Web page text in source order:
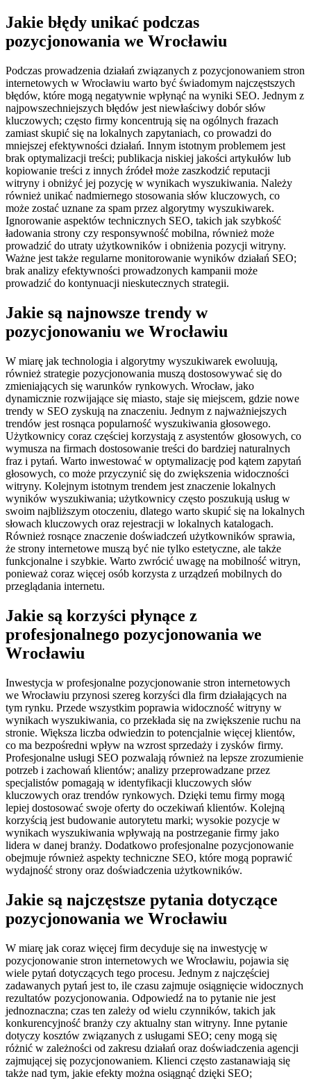
Jakie błędy unikać podczas
pozycjonowania we Wrocławiu
Podczas prowadzenia działań związanych z pozycjonowaniem stron
internetowych w Wrocławiu warto być świadomym najczęstszych
błędów, które mogą negatywnie wpłynąć na wyniki SEO. Jednym z
najpowszechniejszych błędów jest niewłaściwy dobór słów
kluczowych; często firmy koncentrują się na ogólnych frazach
zamiast skupić się na lokalnych zapytaniach, co prowadzi do
mniejszej efektywności działań. Innym istotnym problemem jest
brak optymalizacji treści; publikacja niskiej jakości artykułów lub
kopiowanie treści z innych źródeł może zaszkodzić reputacji
witryny i obniżyć jej pozycję w wynikach wyszukiwania. Należy
również unikać nadmiernego stosowania słów kluczowych, co
może zostać uznane za spam przez algorytmy wyszukiwarek.
Ignorowanie aspektów technicznych SEO, takich jak szybkość
ładowania strony czy responsywność mobilna, również może
prowadzić do utraty użytkowników i obniżenia pozycji witryny.
Ważne jest także regularne monitorowanie wyników działań SEO;
brak analizy efektywności prowadzonych kampanii może
prowadzić do kontynuacji nieskutecznych strategii.
Jakie są najnowsze trendy w
pozycjonowaniu we Wrocławiu
W miarę jak technologia i algorytmy wyszukiwarek ewoluują,
również strategie pozycjonowania muszą dostosowywać się do
zmieniających się warunków rynkowych. Wrocław, jako
dynamicznie rozwijające się miasto, staje się miejscem, gdzie nowe
trendy w SEO zyskują na znaczeniu. Jednym z najważniejszych
trendów jest rosnąca popularność wyszukiwania głosowego.
Użytkownicy coraz częściej korzystają z asystentów głosowych, co
wymusza na firmach dostosowanie treści do bardziej naturalnych
fraz i pytań. Warto inwestować w optymalizację pod kątem zapytań
głosowych, co może przyczynić się do zwiększenia widoczności
witryny. Kolejnym istotnym trendem jest znaczenie lokalnych
wyników wyszukiwania; użytkownicy często poszukują usług w
swoim najbliższym otoczeniu, dlatego warto skupić się na lokalnych
słowach kluczowych oraz rejestracji w lokalnych katalogach.
Również rosnące znaczenie doświadczeń użytkowników sprawia,
że strony internetowe muszą być nie tylko estetyczne, ale także
funkcjonalne i szybkie. Warto zwrócić uwagę na mobilność witryn,
ponieważ coraz więcej osób korzysta z urządzeń mobilnych do
przeglądania internetu.
Jakie są korzyści płynące z
profesjonalnego pozycjonowania we
Wrocławiu
Inwestycja w profesjonalne pozycjonowanie stron internetowych
we Wrocławiu przynosi szereg korzyści dla firm działających na
tym rynku. Przede wszystkim poprawia widoczność witryny w
wynikach wyszukiwania, co przekłada się na zwiększenie ruchu na
stronie. Większa liczba odwiedzin to potencjalnie więcej klientów,
co ma bezpośredni wpływ na wzrost sprzedaży i zysków firmy.
Profesjonalne usługi SEO pozwalają również na lepsze zrozumienie
potrzeb i zachowań klientów; analizy przeprowadzane przez
specjalistów pomagają w identyfikacji kluczowych słów
kluczowych oraz trendów rynkowych. Dzięki temu firmy mogą
lepiej dostosować swoje oferty do oczekiwań klientów. Kolejną
korzyścią jest budowanie autorytetu marki; wysokie pozycje w
wynikach wyszukiwania wpływają na postrzeganie firmy jako
lidera w danej branży. Dodatkowo profesjonalne pozycjonowanie
obejmuje również aspekty techniczne SEO, które mogą poprawić
wydajność strony oraz doświadczenia użytkowników.
Jakie są najczęstsze pytania dotyczące
pozycjonowania we Wrocławiu
W miarę jak coraz więcej firm decyduje się na inwestycję w
pozycjonowanie stron internetowych we Wrocławiu, pojawia się
wiele pytań dotyczących tego procesu. Jednym z najczęściej
zadawanych pytań jest to, ile czasu zajmuje osiągnięcie widocznych
rezultatów pozycjonowania. Odpowiedź na to pytanie nie jest
jednoznaczna; czas ten zależy od wielu czynników, takich jak
konkurencyjność branży czy aktualny stan witryny. Inne pytanie
dotyczy kosztów związanych z usługami SEO; ceny mogą się
różnić w zależności od zakresu działań oraz doświadczenia agencji
zajmującej się pozycjonowaniem. Klienci często zastanawiają się
także nad tym, jakie efekty można osiągnąć dzięki SEO;